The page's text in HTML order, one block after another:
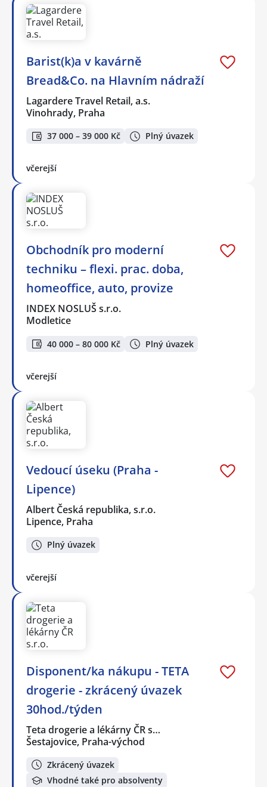
Barist(k)a v kavárně
Bread&Co. na Hlavním nádraží
Lagardere Travel Retail, a.s.
Vinohrady, Praha
37 000 – 39 000 Kč Plný úvazek
včerejší
Obchodník pro moderní
techniku – flexi. prac. doba,
homeoffice, auto, provize
INDEX NOSLUŠ s.r.o.
Modletice
40 000 – 80 000 Kč Plný úvazek
včerejší
Vedoucí úseku (Praha -
Lipence)
Albert Česká republika, s.r.o.
Lipence, Praha
Plný úvazek
včerejší
Disponent/ka nákupu - TETA
drogerie - zkrácený úvazek
30hod./týden
Teta drogerie a lékárny ČR s…
Šestajovice, Praha-východ
Zkrácený úvazek
Vhodné také pro absolventy